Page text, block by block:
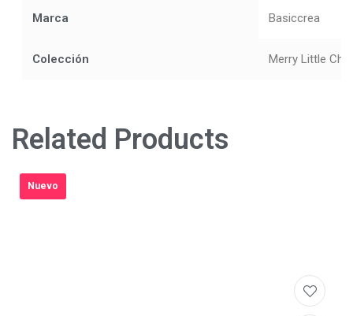
Marca Basiccrea
Colección Merry Little
Related Products
Nuevo